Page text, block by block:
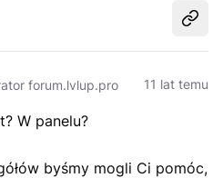
forum.lvlup.pro 11 lat temu
W panelu?
byśmy mogli Ci pomóc,